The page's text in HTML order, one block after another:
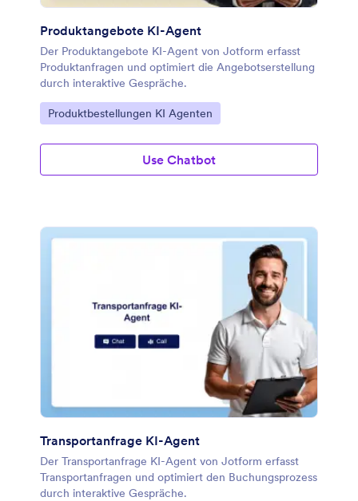
Produktangebote KI-Agent
Der Produktangebote KI-Agent von Jotform erfasst
Produktanfragen und optimiert die Angebotserstellung
durch interaktive Gespräche.
Zur Kategorie:
Produktbestellungen KI Agenten
Use Chatbot
Transportanfrage KI-Agent
Der Transportanfrage KI-Agent von Jotform erfasst
Transportanfragen und optimiert den Buchungsprozess
durch interaktive Gespräche.